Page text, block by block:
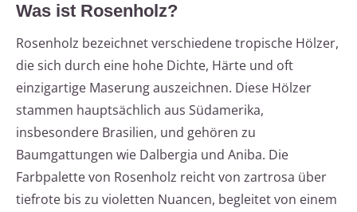
Was ist Rosenholz?
Rosenholz bezeichnet verschiedene tropische Hölzer,
die sich durch eine hohe Dichte, Härte und oft
einzigartige Maserung auszeichnen. Diese Hölzer
stammen hauptsächlich aus Südamerika,
insbesondere Brasilien, und gehören zu
Baumgattungen wie Dalbergia und Aniba. Die
Farbpalette von Rosenholz reicht von zartrosa über
tiefrote bis zu violetten Nuancen, begleitet von einem